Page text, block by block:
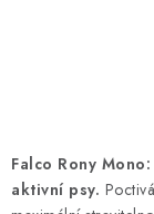
Podmínky
Zásady použivání
Falco Rony
aktivní psy.